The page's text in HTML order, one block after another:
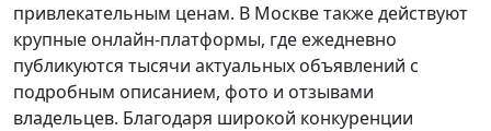
привлекательным ценам. В Москве также действуют
крупные онлайн-платформы, где ежедневно
публикуются тысячи актуальных объявлений с
подробным описанием, фото и отзывами
владельцев. Благодаря широкой конкуренции